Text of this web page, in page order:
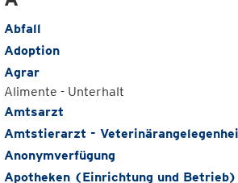
Abfall
Adoption
Agrar
Alimente - Unterhalt
Amtsarzt
Amtstierarzt -
Anonymverfügung
Apotheken (Einrichtung und Betrieb)